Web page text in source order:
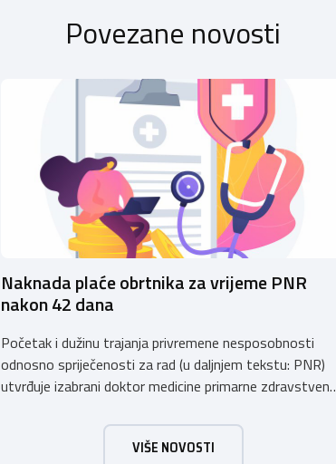
Povezane novosti
Naknada plaće obrtnika za vrijeme PNR
nakon 42 dana
Početak i dužinu trajanja privremene nesposobnosti
odnosno spriječenosti za rad (u daljnjem tekstu: PNR)
utvrđuje izabrani doktor medicine primarne zdravstvene
zdravstvene zaštite žena). Razdoblje PNR za koje
osiguraniku pripada pravo na naknadu plaće u skladu sa
VIŠE NOVOSTI